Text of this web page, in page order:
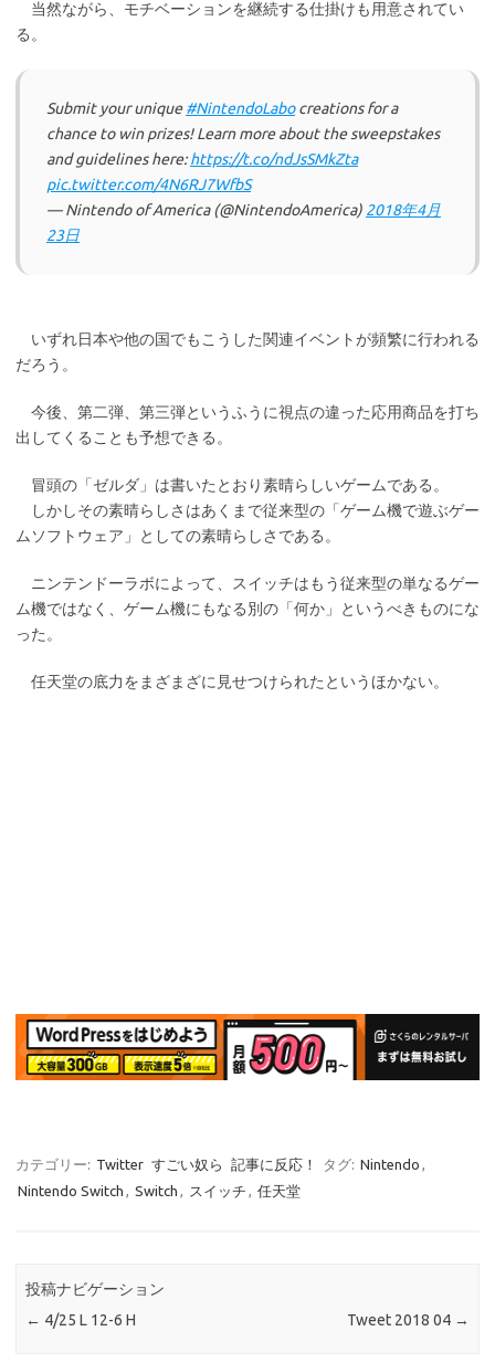
当然ながら、モチベーションを継続する仕掛けも用意されてい
る。
Submit your unique#NintendoLabocreations for a
chance to win prizes! Learn more about the sweepstakes
and guidelines here:https://t.co/ndJsSMkZta
pic.twitter.com/4N6RJ7WfbS
— Nintendo of America (@NintendoAmerica) 2018年4月
23日
いずれ日本や他の国でもこうした関連イベントが頻繁に行われる
だろう。
今後、第二弾、第三弾というふうに視点の違った応用商品を打ち
出してくることも予想できる。
冒頭の「ゼルダ」は書いたとおり素晴らしいゲームである。
しかしその素晴らしさはあくまで従来型の「ゲーム機で遊ぶゲー
ムソフトウェア」としての素晴らしさである。
ニンテンドーラボによって、スイッチはもう従来型の単なるゲー
ム機ではなく、ゲーム機にもなる別の「何か」というべきものにな
った。
任天堂の底力をまざまざに見せつけられたというほかない。
カテゴリー: Twitter すごい奴ら 記事に反応！ タグ: Nintendo ,
Nintendo Switch , Switch , スイッチ , 任天堂
投稿ナビゲーション
← 4/25 L 12-6 H Tweet 2018 04 →